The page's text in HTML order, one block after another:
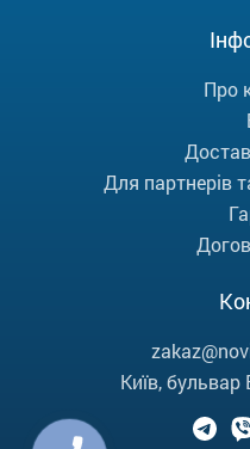
Про
Для партнерів
Київ,